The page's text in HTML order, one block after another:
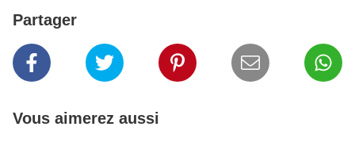
Partager
Vous aimerez aussi